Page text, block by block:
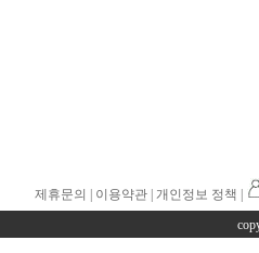
제휴문의 이용약관| 개인정보 정책 |